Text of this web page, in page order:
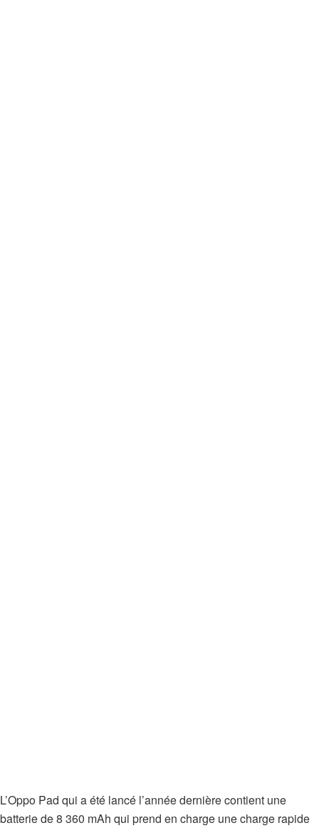
L’Oppo Pad qui a été lancé l’année dernière contient une
batterie de 8 360 mAh qui prend en charge une charge rapide